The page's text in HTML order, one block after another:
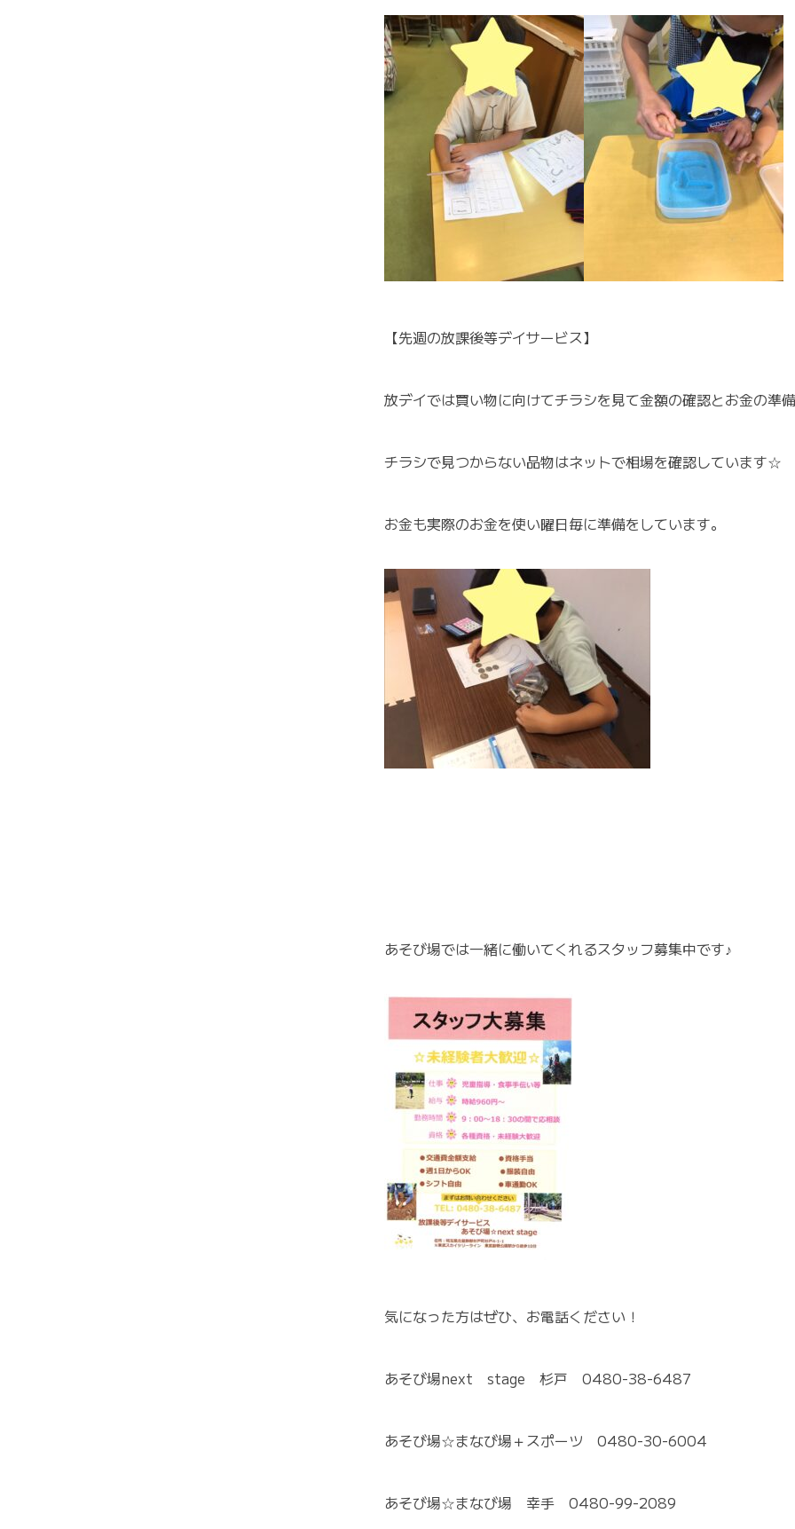
【先週の放課後等デイサービス】
放デイでは買い物に向けてチラシを見て金額の確認とお金の準備
チラシで見つからない品物はネットで相場を確認しています☆
お金も実際のお金を使い曜日毎に準備をしています。
あそび場では一緒に働いてくれるスタッフ募集中です♪
気になった方はぜひ、お電話ください！
あそび場next stage 杉戸 0480-38-6487
あそび場☆まなび場＋スポーツ 0480-30-6004
あそび場☆まなび場 幸手 0480-99-2089